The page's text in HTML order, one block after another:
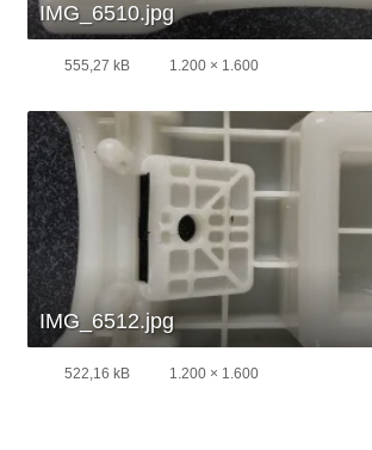
IMG_6510.jpg
555,27 kB 1.200 × 1.600
IMG_6512.jpg
522,16 kB 1.200 × 1.600